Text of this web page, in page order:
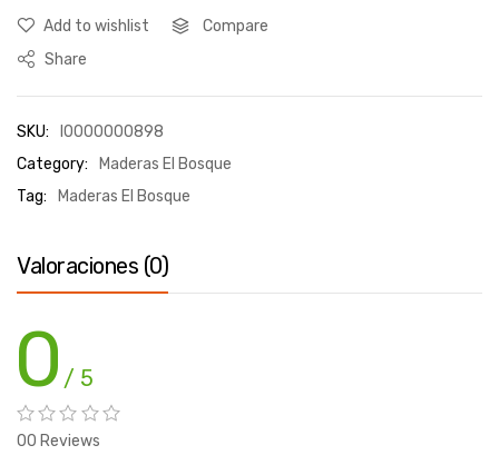
Add to wishlist
Compare
Share
SKU:
I0000000898
Category:
Maderas El Bosque
Tag:
Maderas El Bosque
Valoraciones (0)
0 / 5
00 Reviews